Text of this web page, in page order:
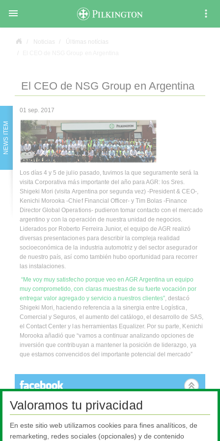

Noticias
Últimas notícias
El CEO de NSG Group en Argentina
NEWS ITEM
01 sep. 2017
Los días 4 y 5 de julio pasado, tuvimos la que seguramente será la
visita Corporativa más importante del año para AGR: los Sres.
Shigeki Mori (visita Argentina por segunda vez) -President & CEO-,
Kenichi Morooka -Chief Financial Officer- y Tim Bolas -Finance
Director Global Operations- pudieron tomar contacto con el mercado
argentino y con la operación de nuestra unidad de negocios.
Liderados por Roberto Ferreira Junior, el equipo de AGR realizó
diversas presentaciones para describir la compleja realidad
socioeconómica de la industria automotriz y del sector asegurador
de nuestro país, así como también hubo oportunidad para recorrer
las instalaciones.
“Me voy muy satisfecho porque veo en AGR Argentina un equipo
muy comprometido, con claras muestras de su fuerte vocación por
entregar valor agregado y servicio a nuestros clientes” , destacó
Shigeki Mori, haciendo referencia a la sinergia entre Logística,
Comercial y Seguros, el aumento del catálogo, el desarrollo de SAS,
el Contact Center y las herramientas Equalizer. Por su parte, Kenichi
Morooka añadió que “vamos a continuar analizando opciones de
inversión que contribuyan a mantener la posición de liderazgo, ya
que estamos convencidos del importante potencial del mercado”
Este contenido no está disponible. Requiere cookies que no están
permitidas. Para cambiar la configuración haga click acá.
Configuración de Cookies
Valoramos tu privacidad
En este sitio web utilizamos cookies para fines analíticos, de
remarketing, redes sociales (opcionales) y de contenido